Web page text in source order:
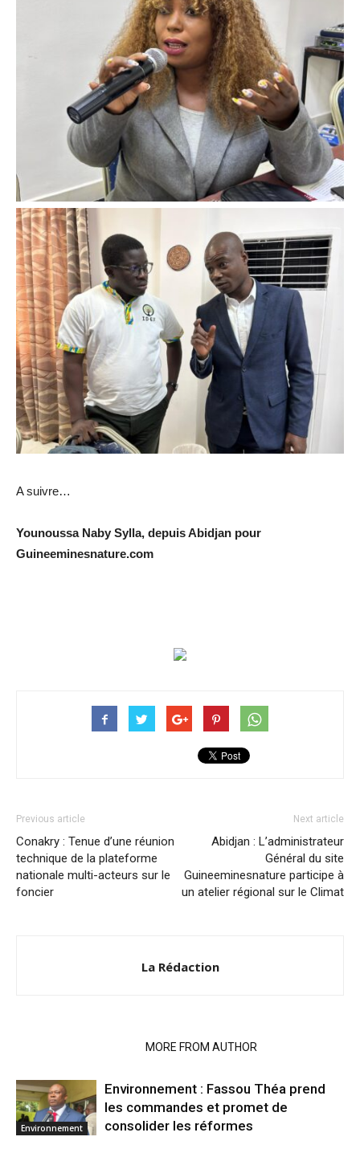
A suivre…
Younoussa Naby Sylla, depuis Abidjan pour
Guineeminesnature.com
Previous article
Conakry : Tenue d’une réunion
technique de la plateforme
nationale multi-acteurs sur le
foncier
Next article
Abidjan : L’administrateur
Général du site
Guineeminesnature participe à
un atelier régional sur le Climat
La Rédaction
MORE FROM AUTHOR
Environnement
Environnement : Fassou Théa prend
les commandes et promet de
consolider les réformes